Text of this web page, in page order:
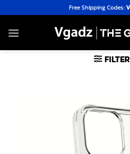
to
content
Free Shipping Codes:
FILTER